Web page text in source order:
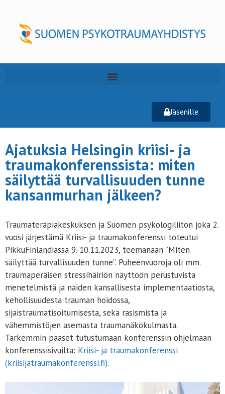
Jäsenille
Ajatuksia Helsingin kriisi- ja
traumakonferenssista: miten
säilyttää turvallisuuden tunne
kansanmurhan jälkeen?
Traumaterapiakeskuksen ja Suomen psykologiliiton joka 2.
vuosi järjestämä Kriisi- ja traumakonferenssi toteutui
PikkuFinlandiassa 9.-10.11.2023, teemanaan ”Miten
säilyttää turvallisuuden tunne”. Puheenvuoroja oli mm.
traumaperäisen stressihäiriön näyttöön perustuvista
menetelmistä ja näiden kansallisesta implementaatiosta,
kehollisuudesta trauman hoidossa,
sijaistraumatisoitumisesta, sekä rasismista ja
vähemmistöjen asemasta traumanäkökulmasta.
Tarkemmin pääset tutustumaan konferenssin ohjelmaan
konferenssisivuilta: Kriisi- ja traumakonferenssi
(kriisijatraumakonferenssi.fi).